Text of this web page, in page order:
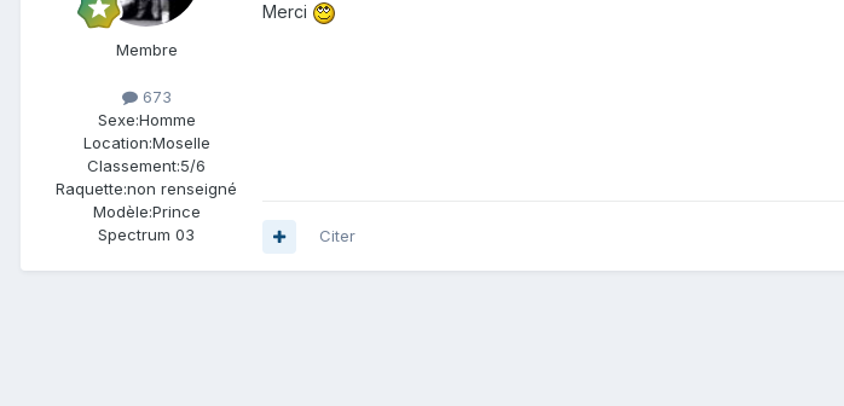
Membre
673
Sexe:Homme
Location:Moselle
Classement:5/6
Raquette:non renseigné
Modèle:Prince
Spectrum 03
Merci
Citer